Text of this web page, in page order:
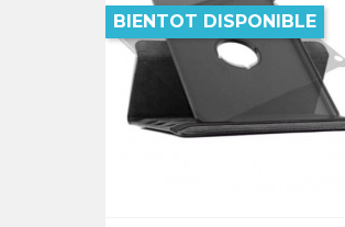
BIENTOT DISPONIBLE